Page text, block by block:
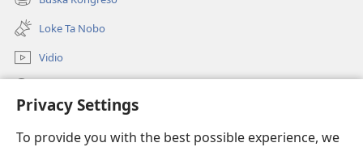
Privacy Settings
To provide you with the best possible experience, we
window)
(opens
new
window)
Loke Ta Nobo
Vidio
(opens